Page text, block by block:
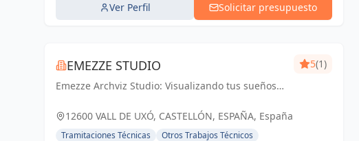
Ver Perfil Solicitar presupuesto
EMEZZE STUDIO
Emezze Archviz Studio: Visualizando tus sueños
Imágenes que inspiran realidad.
5(1)
12600 VALL DE UXÓ, CASTELLÓN, ESPAÑA, España
Tramitaciones Técnicas
Otros Trabajos Técnicos